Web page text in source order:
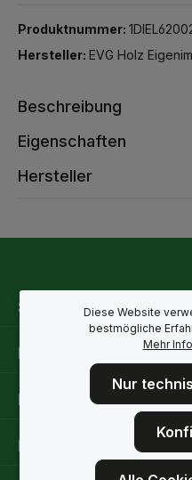
Produktnummer:
Hersteller: EVG Holz
Beschreibung
Eigenschaften
Hersteller
Service-Hotline
Rechtliche Hinweise
Informationen
Folge uns
Diese Website
bestmögliche
Mehr
Nur